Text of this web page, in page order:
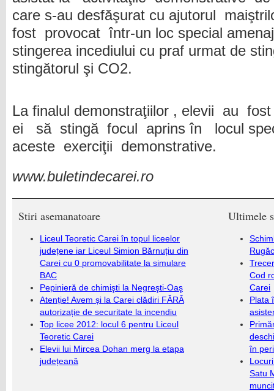
care s-au desfăşurat cu ajutorul
fost provocat într-un loc special
stingerea incediului cu praf urmat de
stingătorul şi CO2.
La finalul demonstraţiilor , elevii au
ei să stingă focul aprins în locul
aceste exerciţii demonstrative.
www.buletindecarei.ro
Stiri asemanatoare
Liceul Teoretic Carei în topul liceelor
județene iar Liceul Simion Bărnuțiu din
Carei cu 0 promovabilitate la simulare
BAC
Pepinieră de chimişti la Negreşti-Oaş
Atenție! Avem și la Carei clădiri FĂRĂ
autorizație de securitate la incendiu
Top licee 2012: locul 6 pentru Liceul
Teoretic Carei
Elevii lui Mircea Dohan merg la etapa
județeană
Ultimele
Cod
Carei
Plata
în
Satu